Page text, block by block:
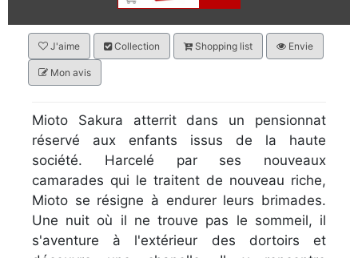
J'aime Collection Shopping list Envie
Mon avis
Mioto Sakura atterrit dans un pensionnat
réservé aux enfants issus de la haute
société. Harcelé par ses nouveaux
camarades qui le traitent de nouveau riche,
Mioto se résigne à endurer leurs brimades.
Une nuit où il ne trouve pas le sommeil, il
s'aventure à l'extérieur des dortoirs et